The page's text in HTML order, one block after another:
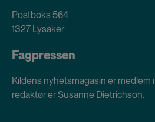
Postboks 564
1327 Lysaker
Fagpressen
Kildens nyhetsmagasin er medlem i
redaktør er Susanne Dietrichson.